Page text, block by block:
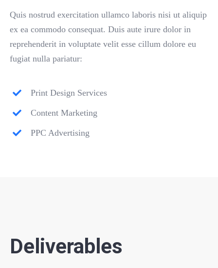
Quis nostrud exercitation ullamco laboris nisi ut aliquip
ex ea commodo consequat. Duis aute irure dolor in
reprehenderit in voluptate velit esse cillum dolore eu
fugiat nulla pariatur:
Print Design Services
Content Marketing
PPC Advertising
Deliverables